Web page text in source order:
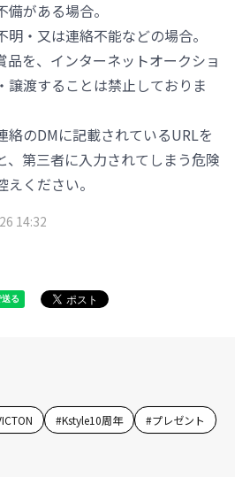
がある場合。
明・又は連絡不能などの場合。
品を、インターネットオークショ
譲渡することは禁止しておりま
のDMに記載されているURLを
、第三者に入力されてしまう危険
ください。
14:32
#Kstyle10周年 #プレゼント